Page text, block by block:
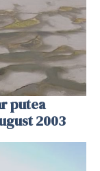
putea
2003